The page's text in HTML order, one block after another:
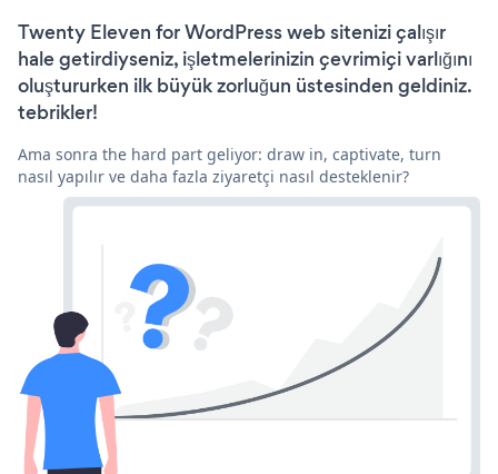
Twenty Eleven for WordPress web sitenizi çalışır
hale getirdiyseniz, işletmelerinizin çevrimiçi varlığını
oluştururken ilk büyük zorluğun üstesinden geldiniz.
tebrikler!
Ama sonra the hard part geliyor: draw in, captivate, turn
nasıl yapılır ve daha fazla ziyaretçi nasıl desteklenir?